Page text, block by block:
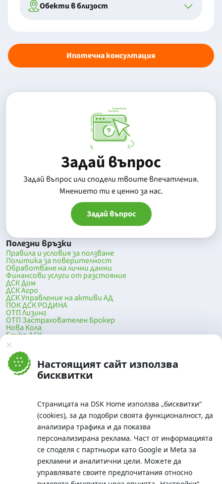
Настоящият сайт използва
бисквитки
Страницата на DSK Home използва „бисквитки“
(cookies), за да подобри своята функционалност, да
анализира трафика и да показва
персонализирана реклама. Част от информацията
се споделя с партньори като Google и Meta за
рекламни и аналитични цели. Можете да
управлявате своите предпочитания относно
Обекти в близост
Ипотечна консултация
Задай въпрос
Задай въпрос или сподели твоите впечатления.
Mнението ти е ценно за нас.
Задай въпрос
Полезни връзки
Правила и условия за ползване
Политика за поверителност
Обработване на лични данни
Финансови услуги от разстояние
ДСК Дом
ДСК Агро
ДСК Управление на активи АД
ПОК ДСК РОДИНА
ОТП Лизинг
ОТП Застрахователен Брокер
Нова Кола
Банка ДСК
DSK Mobile
Оферти за продажба от Банка ДСК
Клонова мрежа и банкомати
До началото на страницата
Телефон:
0700 10 375 / *2375